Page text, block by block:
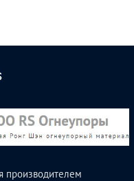
производителем